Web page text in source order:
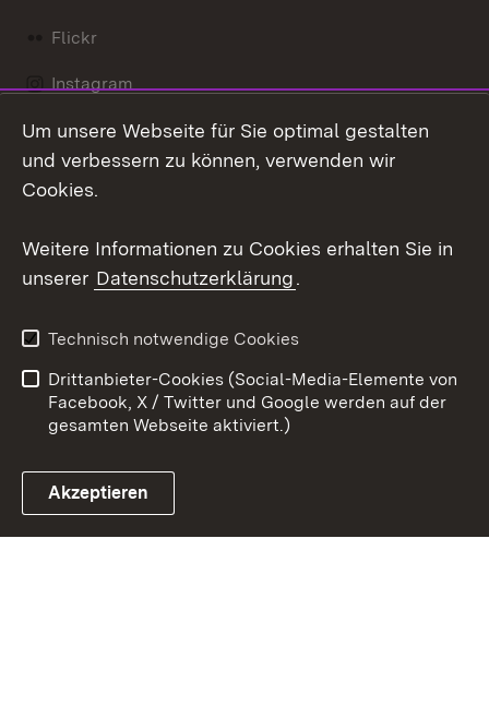
Flickr
Instagram
Social Wall
Link zum Landesportal
Barrierefreiheit
Benutzungshinweise
Impressum
Cookies
Um unsere Webseite für Sie optimal gestalten
und verbessern zu können, verwenden wir
Cookies.
Weitere Informationen zu Cookies erhalten Sie in
unserer Datenschutzerklärung.
Technisch notwendige Cookies
Drittanbieter-Cookies (Social-Media-Elemente von
Facebook, X / Twitter und Google werden auf der
gesamten Webseite aktiviert.)
Akzeptieren